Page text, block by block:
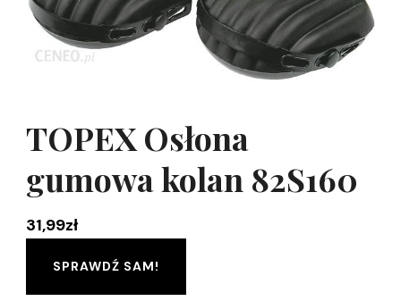
TOPEX Osłona
gumowa kolan 82S160
31,99zł
SPRAWDŹ SAM!